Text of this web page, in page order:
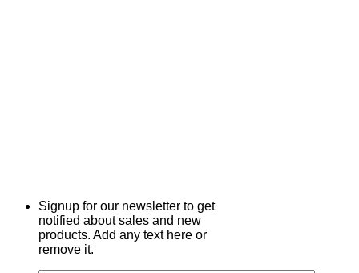
Signup for our newsletter to get
notified about sales and new
products. Add any text here or
remove it.